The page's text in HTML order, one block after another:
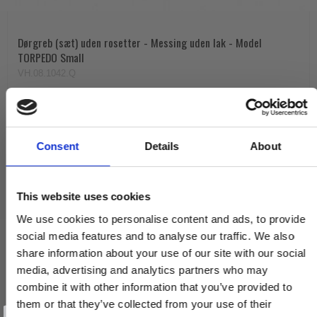
Consent Details About
This website uses cookies
We use cookies to personalise content and ads, to provide
social media features and to analyse our traffic. We also
share information about your use of our site with our social
media, advertising and analytics partners who may
combine it with other information that you’ve provided to
them or that they’ve collected from your use of their
Dørgreb (sæt) uden rosetter - Messing uden lak - Model
TORPEDO Small
690,00 DKK
VIS PRODUKT
Vind et gavekort